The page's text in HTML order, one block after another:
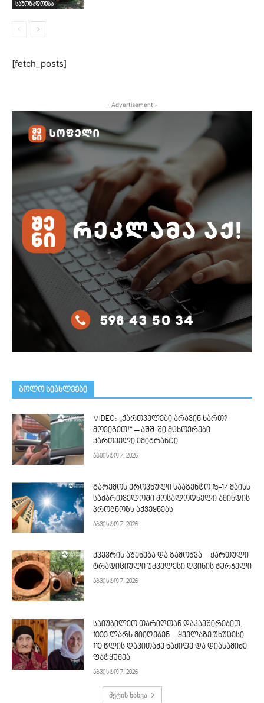
საზოგადოება
[fetch_posts]
- Advertisement -
ᲑᲝᲚᲝ ᲡᲘᲐᲮᲚᲔᲔᲑᲘ
VIDEO: „ქართველები არავინ ხართ?
მოვიგეთ!“ – აშშ-ში მცხოვრები
ქართველი ემიგრანტი
აგვისტო 7, 2026
გარემოს ეროვნული სააგენტო 15-17 მაისს
საქართველოში მოსალოდნელი ამინდის
პროგნოზს აქვეყნებს
აგვისტო 7, 2026
ქვევრის აშენება და გამოწვა – ქართული
ტრადიციული უძველესი ღვინის ჭურჭელი
აგვისტო 7, 2026
საიუბილეო თარიღთან დაკავშირებით,
1000 ლარს მიიღებენ – ყველაზე უხუცესი
110 წლის დავითაძე ნაქიფე და დიასამიძე
ფატყუმეა
აგვისტო 7, 2026
მეტის ნახვა